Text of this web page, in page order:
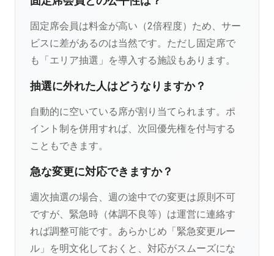
固定席会員は料金が高い（2倍程度）ため、サー
ビスに差があるのは当然です。ただし固定席で
も「エリア抽選」を導入する施設もあります。
抽選に外れた人はどうなりますか？
自動的に空いている席が割り当てられます。ポ
イント制を併用すれば、次回優先権を付与する
こともできます。
急な変更に対応できますか？
週次抽選の場合、週の途中での変更は原則不可
ですが、緊急時（体調不良等）は運営に連絡す
れば調整可能です。あらかじめ「緊急変更ルー
ル」を明文化しておくと、対応がスムーズにな